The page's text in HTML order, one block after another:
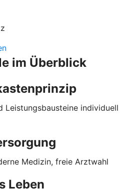
im Überblick
Leistungsbausteine individuell
Medizin, freie Arztwahl
Leben